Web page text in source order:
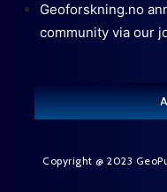
Geoforskning.no
community via our
Copyright @ 2023